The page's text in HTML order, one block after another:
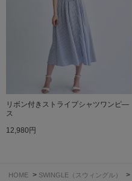
リボン付きストライプシャツワンピ―
ス
12,980円
HOME > SWINGLE（スウィングル） >